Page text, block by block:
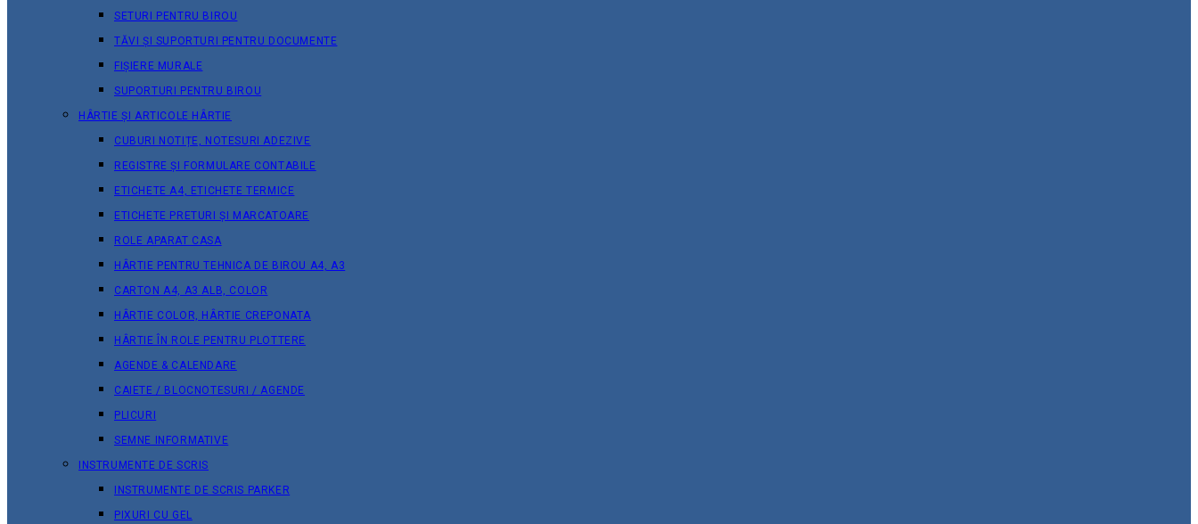
SETURI PENTRU BIROU
TĂVI ȘI SUPORTURI PENTRU DOCUMENTE
FIȘIERE MURALE
SUPORTURI PENTRU BIROU
HÂRTIE ȘI ARTICOLE HÂRTIE
CUBURI NOTIȚE, NOTESURI ADEZIVE
REGISTRE ȘI FORMULARE CONTABILE
ETICHETE A4, ETICHETE TERMICE
ETICHETE PRETURI ȘI MARCATOARE
ROLE APARAT CASA
HÂRTIE PENTRU TEHNICA DE BIROU A4, A3
CARTON A4, A3 ALB, COLOR
HÂRTIE COLOR, HÂRTIE CREPONATA
HÂRTIE ÎN ROLE PENTRU PLOTTERE
AGENDE & CALENDARE
CAIETE / BLOCNOTESURI / AGENDE
PLICURI
SEMNE INFORMATIVE
INSTRUMENTE DE SCRIS
INSTRUMENTE DE SCRIS PARKER
PIXURI CU GEL